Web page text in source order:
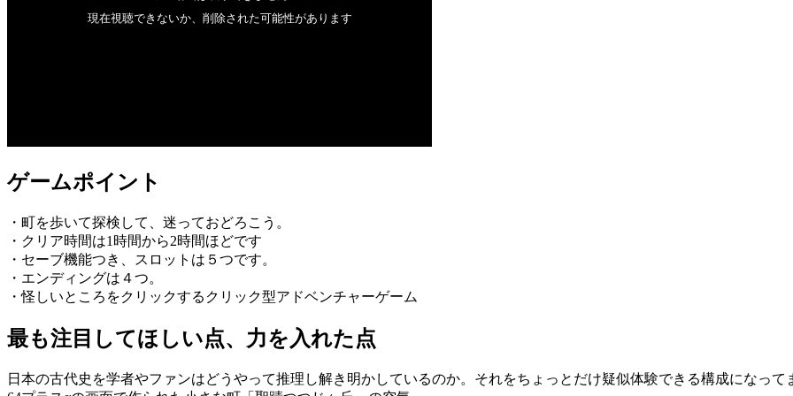
ゲームポイント
・町を歩いて探検して、迷っておどろこう。
・クリア時間は1時間から2時間ほどです
・セーブ機能つき、スロットは５つです。
・エンディングは４つ。
・怪しいところをクリックするクリック型アドベンチャーゲーム
最も注目してほしい点、力を入れた点
日本の古代史を学者やファンはどうやって推理し解き明かしているのか。それをちょっとだけ疑似体験できる構成になって